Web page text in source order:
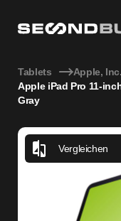
Tablets
Apple, Inc.
Apple iPad Pro 11-
Gray
Vergleichen